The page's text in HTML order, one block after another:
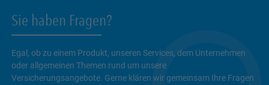
Sie haben Fragen?
Egal, ob zu einem Produkt, unseren Services, dem Unternehmen
oder allgemeinen Themen rund um unsere
Versicherungsangebote. Gerne klären wir gemeinsam Ihre Fragen